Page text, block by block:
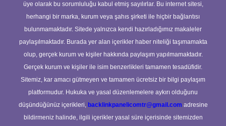
üye olarak bu sorumluluğu kabul etmiş sayılırlar. Bu internet sitesi,
herhangi bir marka, kurum veya şahıs şirketi ile hiçbir bağlantısı
bulunmamaktadır. Sitede yalnızca kendi hazırladığımız makaleler
paylaşılmaktadır. Burada yer alan içerikler haber niteliği taşımamakta
olup, gerçek kurum ve kişiler hakkında paylaşım yapılmamaktadır.
Gerçek kurum ve kişiler ile isim benzerlikleri tamamen tesadüfidir.
Sitemiz, kar amacı gütmeyen ve tamamen ücretsiz bir bilgi paylaşım
platformudur. Hukuka ve yasal düzenlemelere aykırı olduğunu
düşündüğünüz içerikleri, backlinkpanelicomtr@gmail.com adresine
bildirmeniz halinde, ilgili içerikler yasal süre içerisinde sitemizden